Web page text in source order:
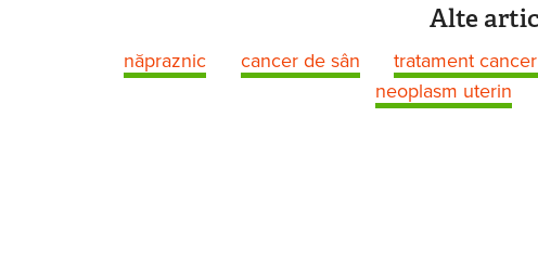
Alte
năpraznic cancer de sân tratament
neoplasm uterin